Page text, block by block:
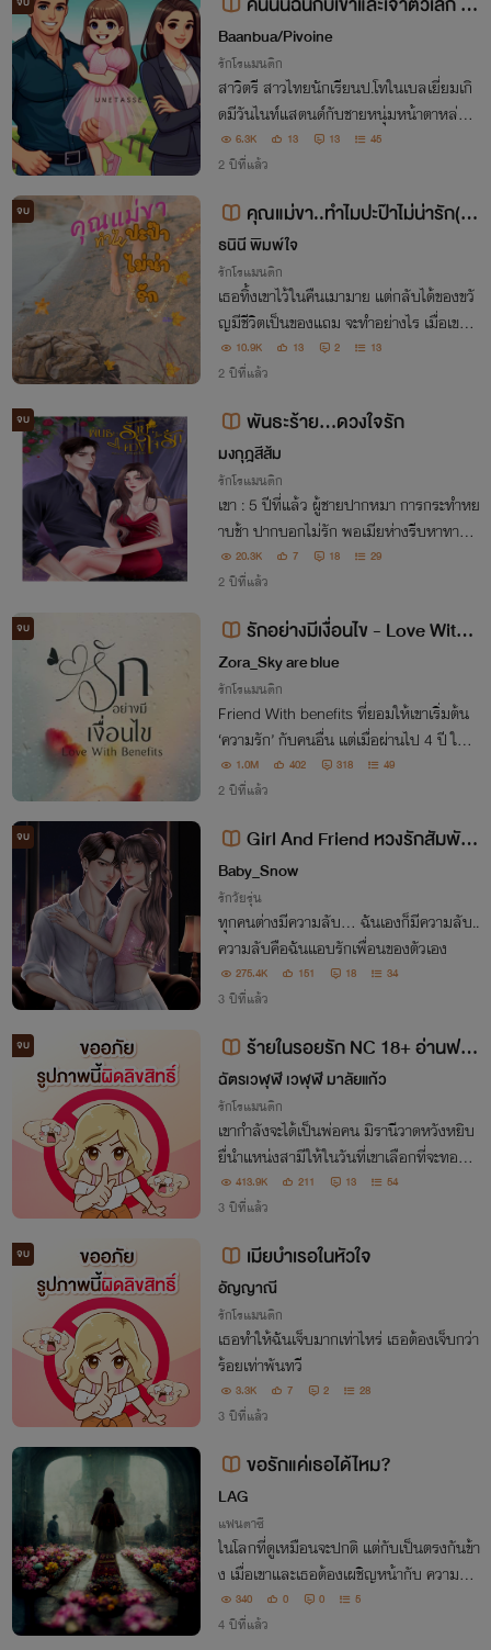
netasse/baanbua)
Baanbua/Pivoine
รักโรแมนติก
สาวิตรี สาวไทยนักเรียนป.โทในเบลเยี่ยมเกิ
ดมีวันไนท์แสตนด์กับชายหนุ่มหน้าตาหล่อร
าวกับเป็นลูกรักของพระเจ้าอย่างงงๆ หลังจา
กวันนั้นเธอกับเขาก็ไม่ได้พบกันอีกจนกระทั่ง
6.3K 13 13 45
2 ปีที่แล้ว
จบ
คุณแม่ขา..ทำไมปะป๊าไม่น่ารัก(มี
e-book)
ธนินี พิมพ์ใจ
รักโรแมนติก
เธอทิ้งเขาไว้ในคืนเมามาย แต่กลับได้ของขวั
ญมีชีวิตเป็นของแถม จะทำอย่างไร เมื่อเขาก
ลับมาพบสิ่งที่ทิ้งเอาไว้ คนเอาแต่ใจจึงอยากไ
ด้ทุกสิ่งคืนกลับมา
10.9K 13 2 13
2 ปีที่แล้ว
จบ พันธะร้าย...ดวงใจรัก
มงกุฎสีส้ม
รักโรแมนติก
เขา : 5 ปีที่แล้ว ผู้ชายปากหมา การกระทำหย
าบช้า ปากบอกไม่รัก พอเมียห่างรีบหาทางคื
นดี เธอ : พอแล้วกับความรักที่มอบให้มาต
ลอด 5 ปี ร้ายมาอย่างไร ก็รับความร้ายกาจจ
ากเธอเพิ่มเป็น 10 เท่า
20.3K 7 18 29
2 ปีที่แล้ว
จบ
รักอย่างมีเงื่อนไข - Love With
Benefits
Zora_Sky are blue
รักโรแมนติก
Friend With benefits ที่ยอมให้เขาเริ่มต้น
‘ความรัก’ กับคนอื่น แต่เมื่อผ่านไป 4 ปี ในที่
เขามี ‘คู่หมั้น’ ข้างกาย โชคชะตาก็พัดพาให้บัง
เอิญเจอเธออีกครั้ง พร้อมเด็กหญิงตัวน้อยที่
1.0M 402 318 49
2 ปีที่แล้ว
จบ
Girl And Friend หวงรักสัมพัน
ธ์เพื่อน
Baby_Snow
รักวัยรุ่น
ทุกคนต่างมีความลับ... ฉันเองก็มีความลับ..
ความลับคือฉันแอบรักเพื่อนของตัวเอง
275.4K 151 18 34
3 ปีที่แล้ว
จบ
ร้ายในรอยรัก NC 18+ อ่านฟรี
จนจบ เปิดอ่านฟรีหนึ่งวัน ติดเหรีย
ญวันที่ 26 มีอีบุ๊ค
ฉัตรเวฬุฬี เวฬุฬี มาลัยแก้ว
รักโรแมนติก
เขากำลังจะได้เป็นพ่อคน มิรานีวาดหวังหยิบ
ยื่นำแหน่งสามีให้ในวันที่เขาเลือกที่จะทอดทิ้
งเธอกับลูก เมื่อคิดจะหวนกลับมาอย่างหน้าไ
ม่อาย จึงควรเป็นเพียงแค่คนที่ได้ยืนดูเธอสว
413.9K 211 13 54
3 ปีที่แล้ว
จบ เมียบำเรอในหัวใจ
อัญญาณี
รักโรแมนติก
เธอทำให้ฉันเจ็บมากเท่าไหร่ เธอต้องเจ็บกว่า
ร้อยเท่าพันทวี
3.3K 7 2 28
3 ปีที่แล้ว
ขอรักแค่เธอได้ไหม?
LAG
แฟนตาซี
ในโลกที่ดูเหมือนจะปกติ แต่กับเป็นตรงกันข้า
ง เมื่อเขาและเธอต้องเผชิญหน้ากับ ความสย
อง และปัญหาต่างๆในชีวิต
340 0 0 5
4 ปีที่แล้ว